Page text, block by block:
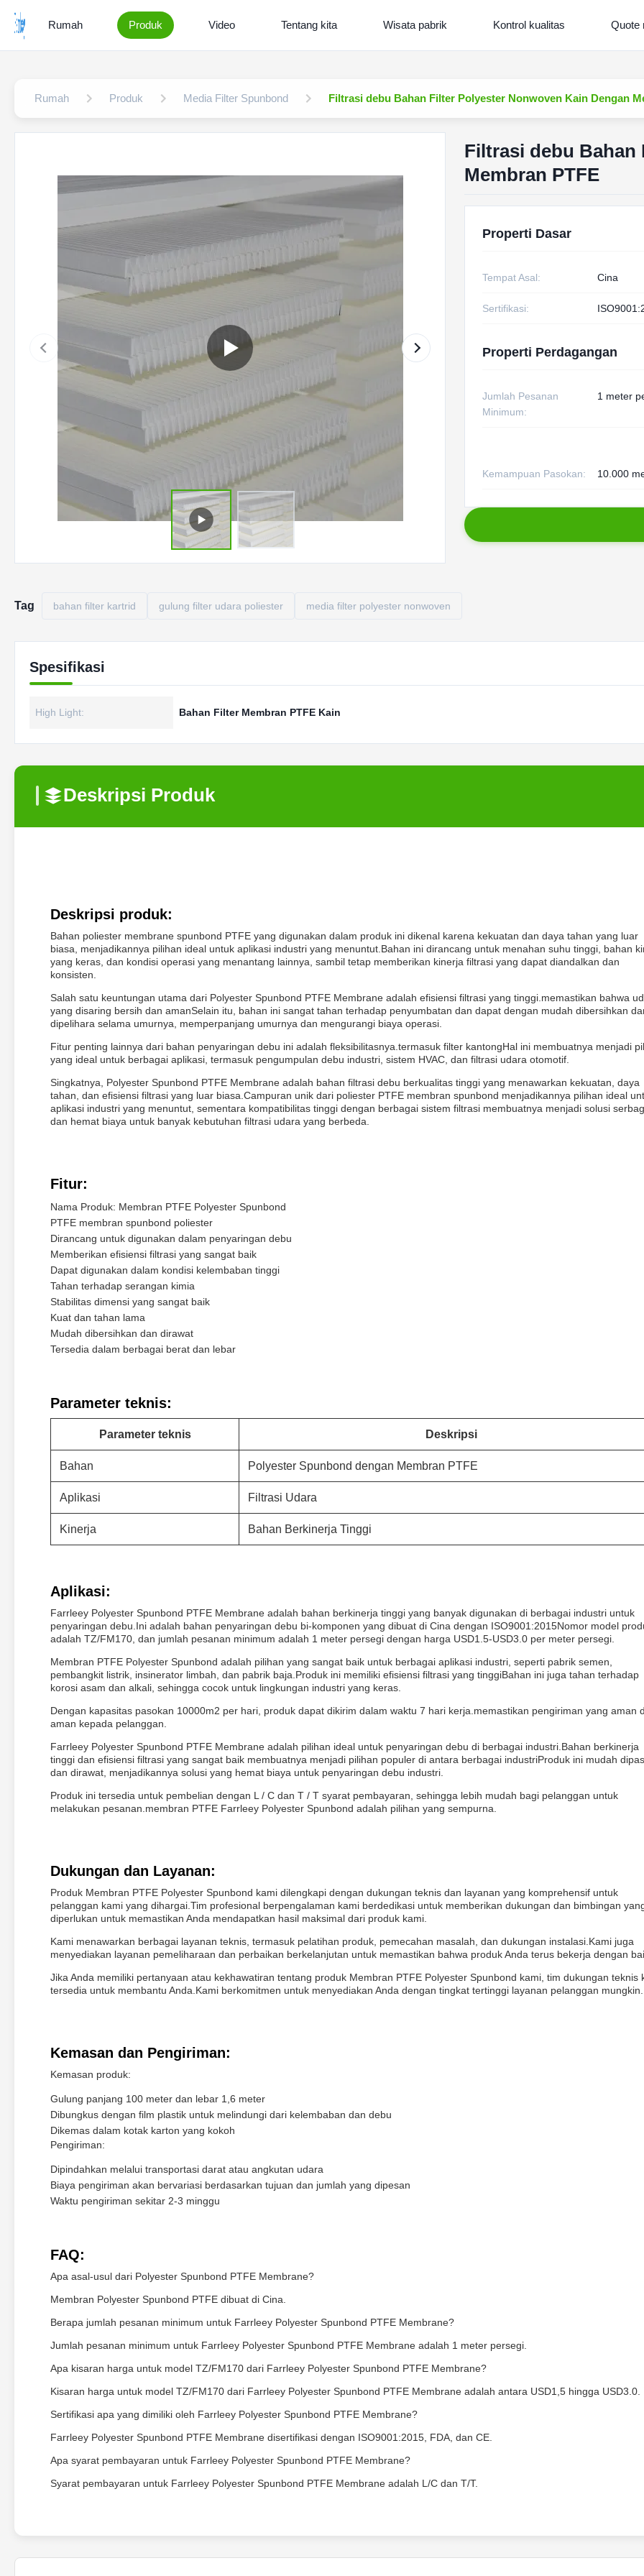
Rumah Produk Video Tentang kita Wisata pabrik Kontrol kualitas Quote
Rumah Produk Media Filter Spunbond Filtrasi debu Bahan Filter Polyester Nonwoven Kain Dengan
Filtrasi debu Bahan
Membran PTFE
Properti Dasar
Tempat Asal: Cina
Sertifikasi:
Properti Perdagangan
Jumlah Pesanan
Minimum:
1 meter
Kemampuan Pasokan: 10.000
Tag bahan filter kartrid gulung filter udara poliester media filter polyester nonwoven
Spesifikasi
High Light: Bahan Filter Membran PTFE Kain
Deskripsi Produk
Deskripsi produk:
Bahan poliester membrane spunbond PTFE yang digunakan dalam produk ini dikenal karena kekuatan dan daya tahan yang luar
biasa, menjadikannya pilihan ideal untuk aplikasi industri yang menuntut.Bahan ini dirancang untuk menahan suhu tinggi, bahan
yang keras, dan kondisi operasi yang menantang lainnya, sambil tetap memberikan kinerja filtrasi yang dapat diandalkan dan
konsisten.
Salah satu keuntungan utama dari Polyester Spunbond PTFE Membrane adalah efisiensi filtrasi yang tinggi.memastikan bahwa
yang disaring bersih dan amanSelain itu, bahan ini sangat tahan terhadap penyumbatan dan dapat dengan mudah dibersihkan
dipelihara selama umurnya, memperpanjang umurnya dan mengurangi biaya operasi.
Fitur penting lainnya dari bahan penyaringan debu ini adalah fleksibilitasnya.termasuk filter kantongHal ini membuatnya menjadi
yang ideal untuk berbagai aplikasi, termasuk pengumpulan debu industri, sistem HVAC, dan filtrasi udara otomotif.
Singkatnya, Polyester Spunbond PTFE Membrane adalah bahan filtrasi debu berkualitas tinggi yang menawarkan kekuatan, daya
tahan, dan efisiensi filtrasi yang luar biasa.Campuran unik dari poliester PTFE membran spunbond menjadikannya pilihan ideal
aplikasi industri yang menuntut, sementara kompatibilitas tinggi dengan berbagai sistem filtrasi membuatnya menjadi solusi
dan hemat biaya untuk banyak kebutuhan filtrasi udara yang berbeda.
Fitur:
Nama Produk: Membran PTFE Polyester Spunbond
PTFE membran spunbond poliester
Dirancang untuk digunakan dalam penyaringan debu
Memberikan efisiensi filtrasi yang sangat baik
Dapat digunakan dalam kondisi kelembaban tinggi
Tahan terhadap serangan kimia
Stabilitas dimensi yang sangat baik
Kuat dan tahan lama
Mudah dibersihkan dan dirawat
Tersedia dalam berbagai berat dan lebar
Parameter teknis:
Parameter teknis Deskripsi
Bahan Polyester Spunbond dengan Membran PTFE
Aplikasi Filtrasi Udara
Kinerja Bahan Berkinerja Tinggi
Aplikasi:
Farrleey Polyester Spunbond PTFE Membrane adalah bahan berkinerja tinggi yang banyak digunakan di berbagai industri untuk
penyaringan debu.Ini adalah bahan penyaringan debu bi-komponen yang dibuat di Cina dengan ISO9001:2015Nomor model
adalah TZ/FM170, dan jumlah pesanan minimum adalah 1 meter persegi dengan harga USD1.5-USD3.0 per meter persegi.
Membran PTFE Polyester Spunbond adalah pilihan yang sangat baik untuk berbagai aplikasi industri, seperti pabrik semen,
pembangkit listrik, insinerator limbah, dan pabrik baja.Produk ini memiliki efisiensi filtrasi yang tinggiBahan ini juga tahan terhadap
korosi asam dan alkali, sehingga cocok untuk lingkungan industri yang keras.
Dengan kapasitas pasokan 10000m2 per hari, produk dapat dikirim dalam waktu 7 hari kerja.memastikan pengiriman yang aman
aman kepada pelanggan.
Farrleey Polyester Spunbond PTFE Membrane adalah pilihan ideal untuk penyaringan debu di berbagai industri.Bahan berkinerja
tinggi dan efisiensi filtrasi yang sangat baik membuatnya menjadi pilihan populer di antara berbagai industriProduk ini mudah
dan dirawat, menjadikannya solusi yang hemat biaya untuk penyaringan debu industri.
Produk ini tersedia untuk pembelian dengan L / C dan T / T syarat pembayaran, sehingga lebih mudah bagi pelanggan untuk
melakukan pesanan.membran PTFE Farrleey Polyester Spunbond adalah pilihan yang sempurna.
Dukungan dan Layanan:
Produk Membran PTFE Polyester Spunbond kami dilengkapi dengan dukungan teknis dan layanan yang komprehensif untuk
pelanggan kami yang dihargai.Tim profesional berpengalaman kami berdedikasi untuk memberikan dukungan dan bimbingan
diperlukan untuk memastikan Anda mendapatkan hasil maksimal dari produk kami.
Kami menawarkan berbagai layanan teknis, termasuk pelatihan produk, pemecahan masalah, dan dukungan instalasi.Kami juga
menyediakan layanan pemeliharaan dan perbaikan berkelanjutan untuk memastikan bahwa produk Anda terus bekerja dengan
Jika Anda memiliki pertanyaan atau kekhawatiran tentang produk Membran PTFE Polyester Spunbond kami, tim dukungan teknis
tersedia untuk membantu Anda.Kami berkomitmen untuk menyediakan Anda dengan tingkat tertinggi layanan pelanggan mungkin.
Kemasan dan Pengiriman:
Kemasan produk:
Gulung panjang 100 meter dan lebar 1,6 meter
Dibungkus dengan film plastik untuk melindungi dari kelembaban dan debu
Dikemas dalam kotak karton yang kokoh
Pengiriman:
Dipindahkan melalui transportasi darat atau angkutan udara
Biaya pengiriman akan bervariasi berdasarkan tujuan dan jumlah yang dipesan
Waktu pengiriman sekitar 2-3 minggu
FAQ:
Apa asal-usul dari Polyester Spunbond PTFE Membrane?
Membran Polyester Spunbond PTFE dibuat di Cina.
Berapa jumlah pesanan minimum untuk Farrleey Polyester Spunbond PTFE Membrane?
Jumlah pesanan minimum untuk Farrleey Polyester Spunbond PTFE Membrane adalah 1 meter persegi.
Apa kisaran harga untuk model TZ/FM170 dari Farrleey Polyester Spunbond PTFE Membrane?
Kisaran harga untuk model TZ/FM170 dari Farrleey Polyester Spunbond PTFE Membrane adalah antara USD1,5 hingga USD3.0.
Sertifikasi apa yang dimiliki oleh Farrleey Polyester Spunbond PTFE Membrane?
Farrleey Polyester Spunbond PTFE Membrane disertifikasi dengan ISO9001:2015, FDA, dan CE.
Apa syarat pembayaran untuk Farrleey Polyester Spunbond PTFE Membrane?
Syarat pembayaran untuk Farrleey Polyester Spunbond PTFE Membrane adalah L/C dan T/T.